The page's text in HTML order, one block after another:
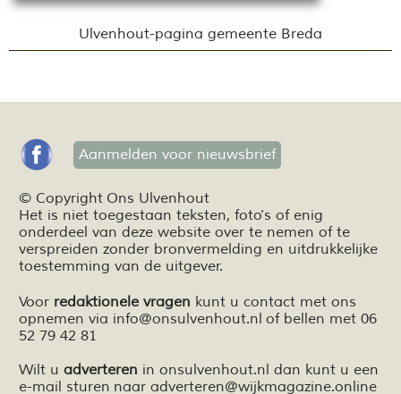
Ulvenhout-pagina gemeente Breda
Aanmelden voor nieuwsbrief
© Copyright Ons Ulvenhout
Het is niet toegestaan teksten, foto’s of enig
onderdeel van deze website over te nemen of te
verspreiden zonder bronvermelding en uitdrukkelijke
toestemming van de uitgever.
Voor redaktionele vragen kunt u contact met ons
opnemen via info@onsulvenhout.nl of bellen met 06
52 79 42 81
Wilt u adverteren in onsulvenhout.nl dan kunt u een
e-mail sturen naar adverteren@wijkmagazine.online